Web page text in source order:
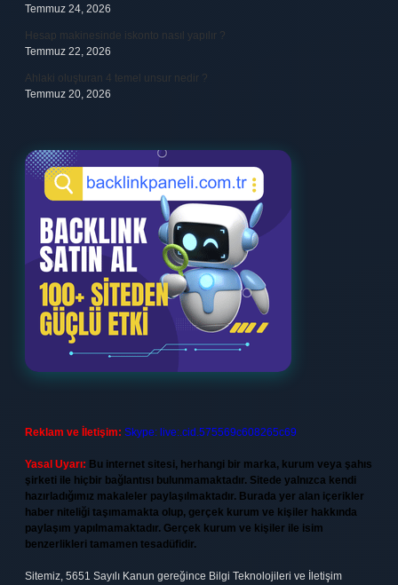
Temmuz 24, 2026
Hesap makinesinde iskonto nasıl yapılır ?
Temmuz 22, 2026
Ahlaki oluşturan 4 temel unsur nedir ?
Temmuz 20, 2026
Reklam ve İletişim: Skype: live:.cid.575569c608265c69
Yasal Uyarı: Bu internet sitesi, herhangi bir marka, kurum veya şahıs
şirketi ile hiçbir bağlantısı bulunmamaktadır. Sitede yalnızca kendi
hazırladığımız makaleler paylaşılmaktadır. Burada yer alan içerikler
haber niteliği taşımamakta olup, gerçek kurum ve kişiler hakkında
paylaşım yapılmamaktadır. Gerçek kurum ve kişiler ile isim
benzerlikleri tamamen tesadüfidir.
Sitemiz, 5651 Sayılı Kanun gereğince Bilgi Teknolojileri ve İletişim